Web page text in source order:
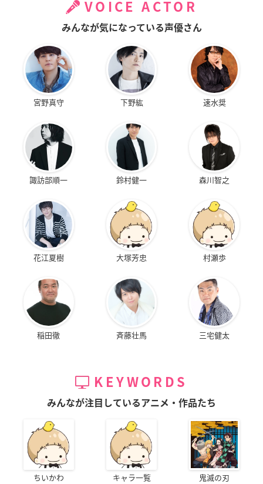
VOICE ACTOR
みんなが気になっている声優さん
宮野真守 下野紘 速水奨
諏訪部順一 鈴村健一 森川智之
花江夏樹 大塚芳忠 村瀬歩
稲田徹 斉藤壮馬 三宅健太
KEYWORDS
みんなが注目しているアニメ・作品たち
ちいかわ キャラ一覧 鬼滅の刃